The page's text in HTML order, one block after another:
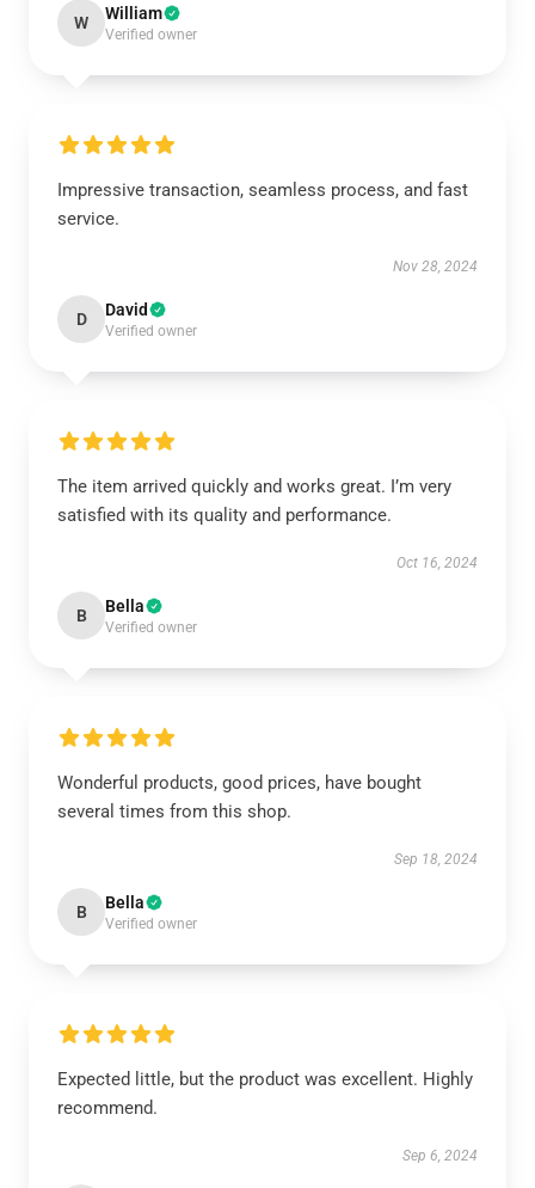
W William
Verified owner
Impressive transaction, seamless process, and fast
service.
Nov 28, 2024
D David
Verified owner
The item arrived quickly and works great. I’m very
satisfied with its quality and performance.
Oct 16, 2024
B Bella
Verified owner
Wonderful products, good prices, have bought
several times from this shop.
Sep 18, 2024
B Bella
Verified owner
Expected little, but the product was excellent. Highly
recommend.
Sep 6, 2024